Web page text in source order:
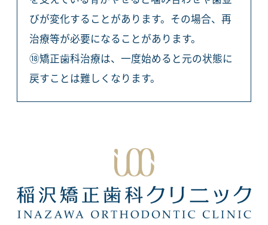
びが変化することがあります。その場合、再
治療等が必要になることがあります。
⑱矯正歯科治療は、一度始めると元の状態に
戻すことは難しくなります。